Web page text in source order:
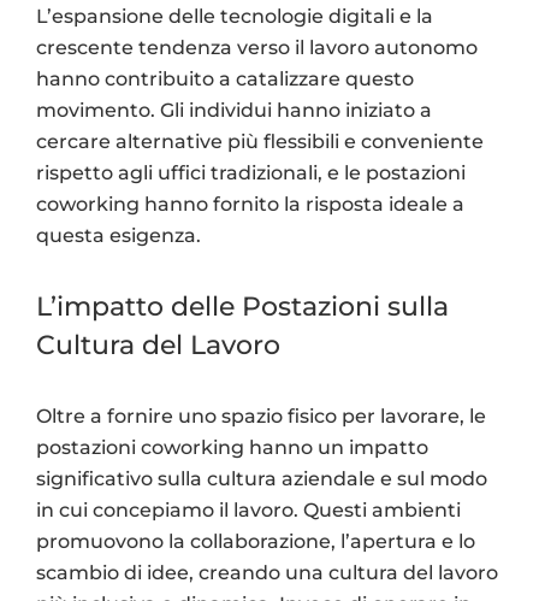
L’espansione delle tecnologie digitali e la
crescente tendenza verso il lavoro autonomo
hanno contribuito a catalizzare questo
movimento. Gli individui hanno iniziato a
cercare alternative più flessibili e conveniente
rispetto agli uffici tradizionali, e le postazioni
coworking hanno fornito la risposta ideale a
questa esigenza.
L’impatto delle Postazioni sulla
Cultura del Lavoro
Oltre a fornire uno spazio fisico per lavorare, le
postazioni coworking hanno un impatto
significativo sulla cultura aziendale e sul modo
in cui concepiamo il lavoro. Questi ambienti
promuovono la collaborazione, l’apertura e lo
scambio di idee, creando una cultura del lavoro